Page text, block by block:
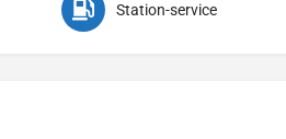
Station-service